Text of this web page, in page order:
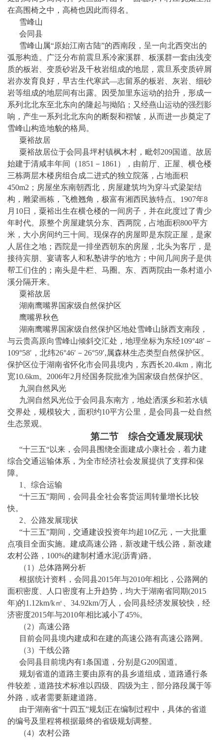
在高围椅之中，高椅也因此而得名。
雪峰山
会同县
雪峰山属“原始江南古陆”的西南段，呈一向北西突出的
弧形构造。广泛分布前震旦系冷家溪群、 板溪群一套由浅变
质的板岩、变质砂岩及千枚岩组成的地层，震旦系变质碎屑
岩亦发育良好，早古生代寒武—志留系的板岩、灰岩、细砂
岩等组成的地层间有出露。因受加里东运动的抬升，形成一
系列北北东至北东向的隆起与拗陷；又经燕山运动的强烈影
响，产生一系列北北东向的断裂和褶皱，从而进一步奠定了
雪峰山构造地貌的格局。
粟裕故居
粟裕故居位于会同县坪村镇枫木村 ，毗邻209国道。故居
始建于清咸丰年间（1851－1861），由前厅、正屋、横仓楼
三栋两层木楼房组合成二进式的独立院落，占地面积
450m2；房屋坐东南朝西北，房屋建筑均为穿斗式梁架结
构，雕梁画栋，飞檐翘角，极富有湘西民族特点。1907年8
月10日， 粟裕出生在横仓楼的一间房子，并在此度过了青少
年时代。原整个房屋建筑分东、西两院，占地面积800平方
米，大小房间约三十间。现保存的房屋即是东院正屋，是家
人居住之地；西院是一排坐西朝东的房屋，北头为客厅，是
接待宾朋、宴请客人和私塾讲学的地方；中间几间房子是供
帮工们住的；南头是牛栏、马圈。东、西两院由一条村道小
溪分隔开来。
粟裕故居
湖南鹰嘴界国家级自然保护区
鹰嘴界秋色
湖南鹰嘴界国家级自然保护区地处雪峰山脉西支南段，
与云贵高原向雪峰山倾斜交汇处，地理坐标为东经109°48′－
109°58′，北纬26°46′－26°59′,属森林生态类型自然保护区。
保护区位于湖南省怀化市会同县境内，东西长20.4km，南北
宽10.6km。2006年2月经国务院批准为国家级自然保护区。
九洞自然风光
九洞自然风光位于会同县东南方，地处洒溪乡和若水镇
交界处，规模较大，面积约10平方公里，是会同县一处自然
生态景观。
第二节 综合交通发展现状
“十三五“以来， 会同县围绕全面建成小康社会，着力建
综合交通运输体系，为全市经济社会发展提供了支撑和保
障。
1、综合运输
“十三五”期间， 会同县全社会客货运周转量增长比较
快。
2、公路发展现状
“十三五”期间，交通建设投资年均超10亿元，一大批重
点项目全面实施。建成高速公路，新改建干线公路，新改建
农村公路，100%的建制村通水泥(沥青)路。
（1）总体路网分析
根据统计资料， 会同县2015年与2010年相比，公路网的
面积密度、人口密度有上升趋势，均大于湖南省同期(2015
年)的1.12km/k㎡、34.92km/万人， 会同县经济发展较快，经
济密度2015年与2010年相比减小了45%。
（2）高速公路
目前会同县境内建成和在建的高速公路有高速公路网。
（3）干线公路
会同县目前境内有1条国道，分别是G209国道。
规划省道的道路主要由原有的县乡道组成，道路通行条
件较差，道路技术标准以 四级、四级为主，部分路段属于等
外路，或者需要新建道路。
由于湖南省“十四五”规划正在编制过程中，具体的省道
的编号及里程将根据最终的省级规划调整。
（4）农村公路